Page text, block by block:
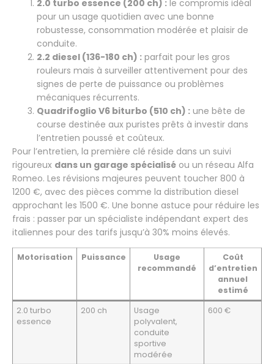
2.0 turbo essence (200 ch) : le compromis idéal
pour un usage quotidien avec une bonne
robustesse, consommation modérée et plaisir de
conduite.
2.2 diesel (136-180 ch) : parfait pour les gros
rouleurs mais à surveiller attentivement pour des
signes de perte de puissance ou problèmes
mécaniques récurrents.
Quadrifoglio V6 biturbo (510 ch) : une bête de
course destinée aux puristes prêts à investir dans
l’entretien poussé et coûteux.
Pour l’entretien, la première clé réside dans un suivi
rigoureux dans un garage spécialisé ou un réseau Alfa
Romeo. Les révisions majeures peuvent toucher 800 à
1200 €, avec des pièces comme la distribution diesel
approchant les 1500 €. Une bonne astuce pour réduire les
frais : passer par un spécialiste indépendant expert des
italiennes pour des tarifs jusqu’à 30% moins élevés.
Motorisation Puissance
Usage
recommandé
Coût
d’entretien
annuel
estimé
2.0 turbo
essence
200 ch
Usage
polyvalent,
conduite
sportive
modérée
600 €